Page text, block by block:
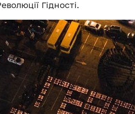
Гідності.